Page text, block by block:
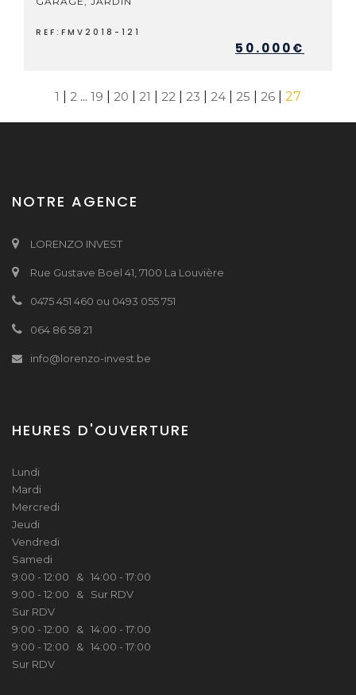
REF:FMV2018-121
50.000€
1 2 ... 19 20 21 22 23 24 25 26 27
NOTRE AGENCE
LORENZO INVEST
Rue Gustave Boël 41, 7100 La Louvière
0475 451 460 ou 0493 055 751
064 86 58 21
info@lorenzo-invest.be
HEURES D'OUVERTURE
Lundi
Mardi
Mercredi
Jeudi
Vendredi
Samedi
9:00 - 12:00 & 14:00 - 17:00
9:00 - 12:00 & Sur RDV
Sur RDV
9:00 - 12:00 & 14:00 - 17:00
9:00 - 12:00 & 14:00 - 17:00
Sur RDV